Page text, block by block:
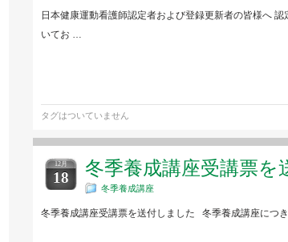
日本健康運動看護師認定者および登録更新者の皆様へ
いてお …
タグはついていません
12月
18 冬季養成講座受講票を
冬季養成講座
冬季養成講座受講票を送付しました 冬季養成講座につ